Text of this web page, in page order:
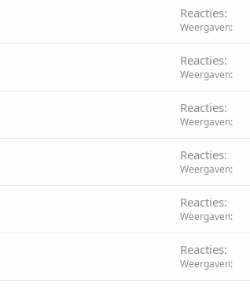
Reacties
Weergaven
Reacties
Weergaven
Reacties
Weergaven
Reacties
Weergaven
Reacties
Weergaven
Reacties
Weergaven